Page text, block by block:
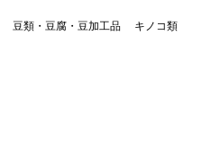
豆類・豆腐・豆加工品
キノコ類